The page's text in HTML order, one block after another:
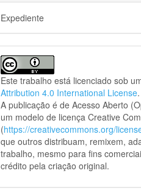
Expediente
Este trabalho está licenciado sob
Attribution 4.0 International License.
A publicação é de Acesso Aberto
um modelo de licença Creative
(https://creativecommons.org/
que outros distribuam, remixem,
trabalho, mesmo para fins
crédito pela criação original.